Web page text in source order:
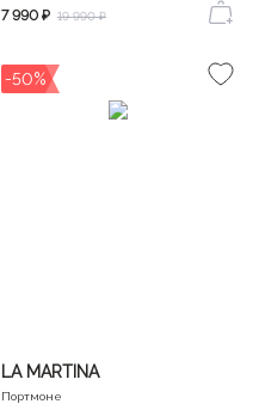
7 990 ₽ 19 990 ₽
-50%
LA MARTINA
Портмоне